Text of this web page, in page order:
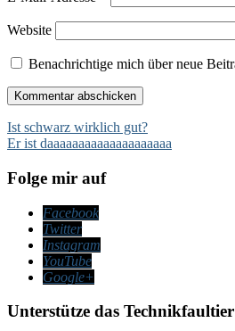
Website
Benachrichtige mich über neue
Beitragsnavigation
Ist schwarz wirklich gut?
Er ist daaaaaaaaaaaaaaaaaaaa
Folge mir auf
Facebook
Twitter
Instagram
YouTube
Google+
Unterstütze das Technikfaultier